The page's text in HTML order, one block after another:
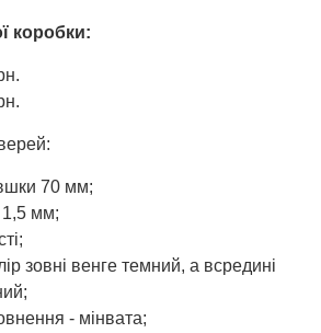
коробки:
70 мм;
1,5 мм;
зовні венге темний, а всредині
- мінвата;